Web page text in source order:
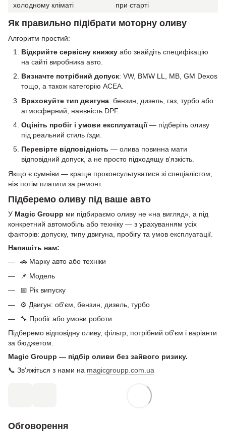
холодному кліматі
при старті
Як правильно підібрати моторну оливу
Алгоритм простий:
Відкрийте сервісну книжку або знайдіть специфікацію
на сайті виробника авто.
Визначте потрібний допуск: VW, BMW LL, MB, GM Dexos
тощо, а також категорію ACEA.
Враховуйте тип двигуна: бензин, дизель, газ, турбо або
атмосферний, наявність DPF.
Оцініть пробіг і умови експлуатації— підберіть оливу
під реальний стиль їзди.
Перевірте відповідність — олива повинна мати
відповідний допуск, а не просто підходящу в'язкість.
Якщо є сумніви — краще проконсультуватися зі спеціалістом,
ніж потім платити за ремонт.
Підберемо оливу під ваше авто
У Magic Groupp ми підбираємо оливу не «на вигляд», а під
конкретний автомобіль або техніку — з урахуванням усіх
факторів: допуску, типу двигуна, пробігу та умов експлуатації.
Напишіть нам:
🚗 Марку авто або техніки
📌 Модель
📅 Рік випуску
⚙️ Двигун: об'єм, бензин, дизель, турбо
🔧 Пробіг або умови роботи
Підберемо відповідну оливу, фільтр, потрібний об'єм і варіанти
за бюджетом.
Magic Groupp — підбір оливи без зайвого ризику.
📞 Зв'яжіться з нами на magicgroupp.com.ua
Обговорення